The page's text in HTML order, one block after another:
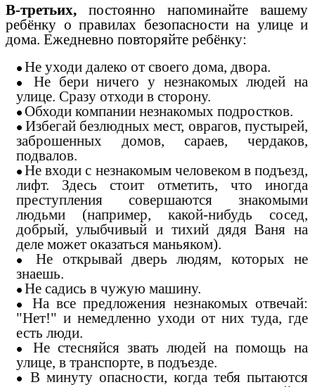
В-третьих, постоянно напоминайте вашему
ребёнку о правилах безопасности на улице и
дома. Ежедневно повторяйте ребёнку:
Не уходи далеко от своего дома, двора.
Не бери ничего у незнакомых людей на
улице. Сразу отходи в сторону.
Обходи компании незнакомых подростков.
Избегай безлюдных мест, оврагов, пустырей,
заброшенных домов, сараев, чердаков,
подвалов.
Не входи с незнакомым человеком в подъезд,
лифт. Здесь стоит отметить, что иногда
преступления совершаются знакомыми
людьми (например, какой-нибудь сосед,
добрый, улыбчивый и тихий дядя Ваня на
деле может оказаться маньяком).
Не открывай дверь людям, которых не
знаешь.
Не садись в чужую машину.
На все предложения незнакомых отвечай:
"Нет!" и немедленно уходи от них туда, где
есть люди.
Не стесняйся звать людей на помощь на
улице, в транспорте, в подъезде.
В минуту опасности, когда тебя пытаются